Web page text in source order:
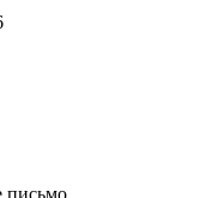
траектории
письмо